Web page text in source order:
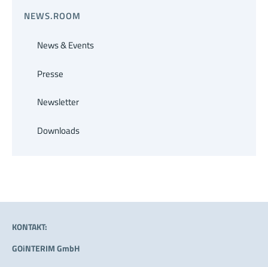
NEWS.ROOM
News & Events
Presse
Newsletter
Downloads
KONTAKT:
GOiNTERIM GmbH